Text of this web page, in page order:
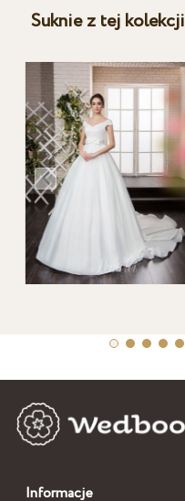
Suknie z tej kolekcji
Informacje